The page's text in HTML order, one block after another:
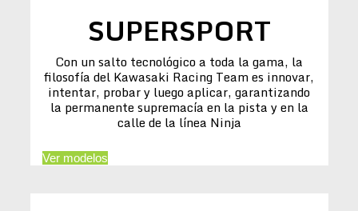
SUPERSPORT
Con un salto tecnológico a toda la gama, la
filosofía del Kawasaki Racing Team es innovar,
intentar, probar y luego aplicar, garantizando
la permanente supremacía en la pista y en la
calle de la línea Ninja
Ver modelos